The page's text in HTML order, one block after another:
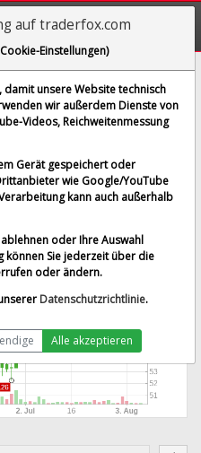
Ltd.
ISIN CA67077M1086]
-3,38 %
um 16:50 Uhr
Splitbereinigt
auf traderfox.com
Einstellungen)
unsere Website technisch
wir außerdem Dienste von
Videos, Reichweitenmessung
Gerät gespeichert oder
wie Google/YouTube
kann auch außerhalb
oder Ihre Auswahl
können Sie jederzeit über die
oder ändern.
Datenschutzrichtlinie.
Alle akzeptieren